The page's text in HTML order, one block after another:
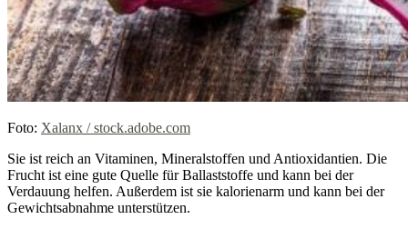
Foto: Xalanx / stock.adobe.com
Sie ist reich an Vitaminen, Mineralstoffen und Antioxidantien. Die
Frucht ist eine gute Quelle für Ballaststoffe und kann bei der
Verdauung helfen. Außerdem ist sie kalorienarm und kann bei der
Gewichtsabnahme unterstützen.